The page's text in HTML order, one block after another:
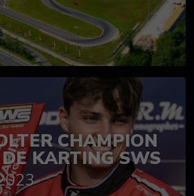
CHAMPION
KARTING SWS